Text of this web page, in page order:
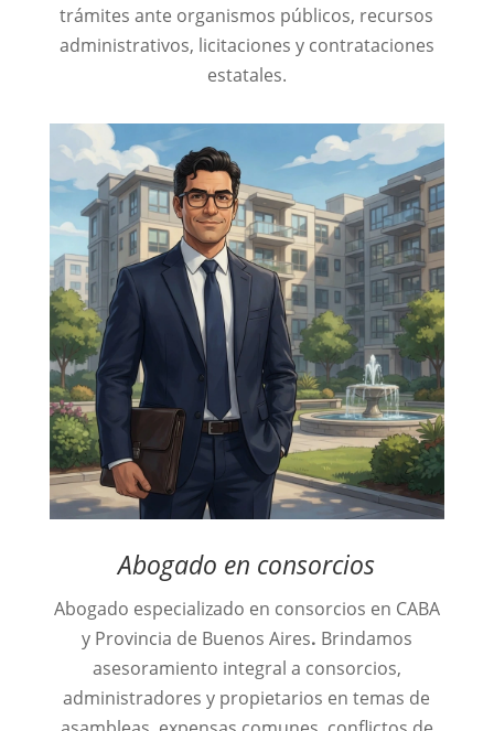
trámites ante organismos públicos, recursos
administrativos, licitaciones y contrataciones
estatales.
Abogado en consorcios
Abogado especializado en consorcios en CABA
y Provincia de Buenos Aires. Brindamos
asesoramiento integral a consorcios,
administradores y propietarios en temas de